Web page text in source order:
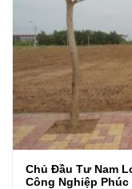
Chủ Đầu Tư Nam
Công Nghiệp Phúc